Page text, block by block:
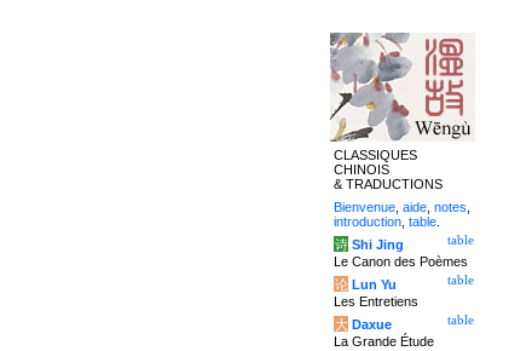
CLASSIQUES
CHINOIS
& TRADUCTIONS
Bienvenue aide notes
introduction table
table
诗 Shi Jing
Le Canon des Poèmes
table
论 Lun Yu
Les Entretiens
table
大 Daxue
La Grande Étude